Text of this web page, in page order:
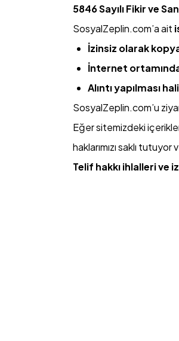
5846 Sayılı Fikir ve
SosyalZeplin.com’a ait
İzinsiz olarak
İnternet
Alıntı yapılması
SosyalZeplin.com’u
Eğer sitemizdeki
haklarımızı saklı
Telif hakkı ihlalleri ve